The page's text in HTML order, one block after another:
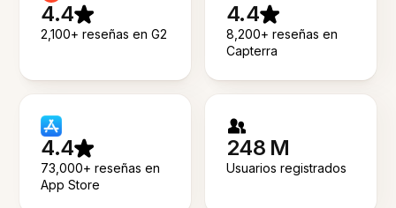
4.4
2,100+ reseñas en G2
4.4
8,200+ reseñas en
Capterra
4.4
73,000+ reseñas en
App Store
248 M
Usuarios registrados